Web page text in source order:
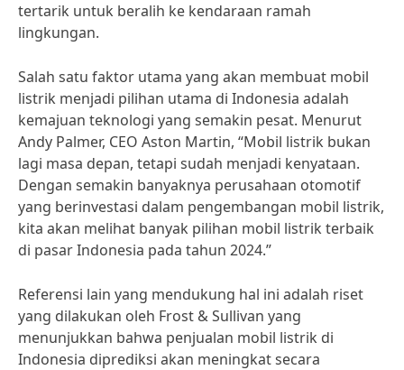
tertarik untuk beralih ke kendaraan ramah
lingkungan.
Salah satu faktor utama yang akan membuat mobil
listrik menjadi pilihan utama di Indonesia adalah
kemajuan teknologi yang semakin pesat. Menurut
Andy Palmer, CEO Aston Martin, “Mobil listrik bukan
lagi masa depan, tetapi sudah menjadi kenyataan.
Dengan semakin banyaknya perusahaan otomotif
yang berinvestasi dalam pengembangan mobil listrik,
kita akan melihat banyak pilihan mobil listrik terbaik
di pasar Indonesia pada tahun 2024.”
Referensi lain yang mendukung hal ini adalah riset
yang dilakukan oleh Frost & Sullivan yang
menunjukkan bahwa penjualan mobil listrik di
Indonesia diprediksi akan meningkat secara